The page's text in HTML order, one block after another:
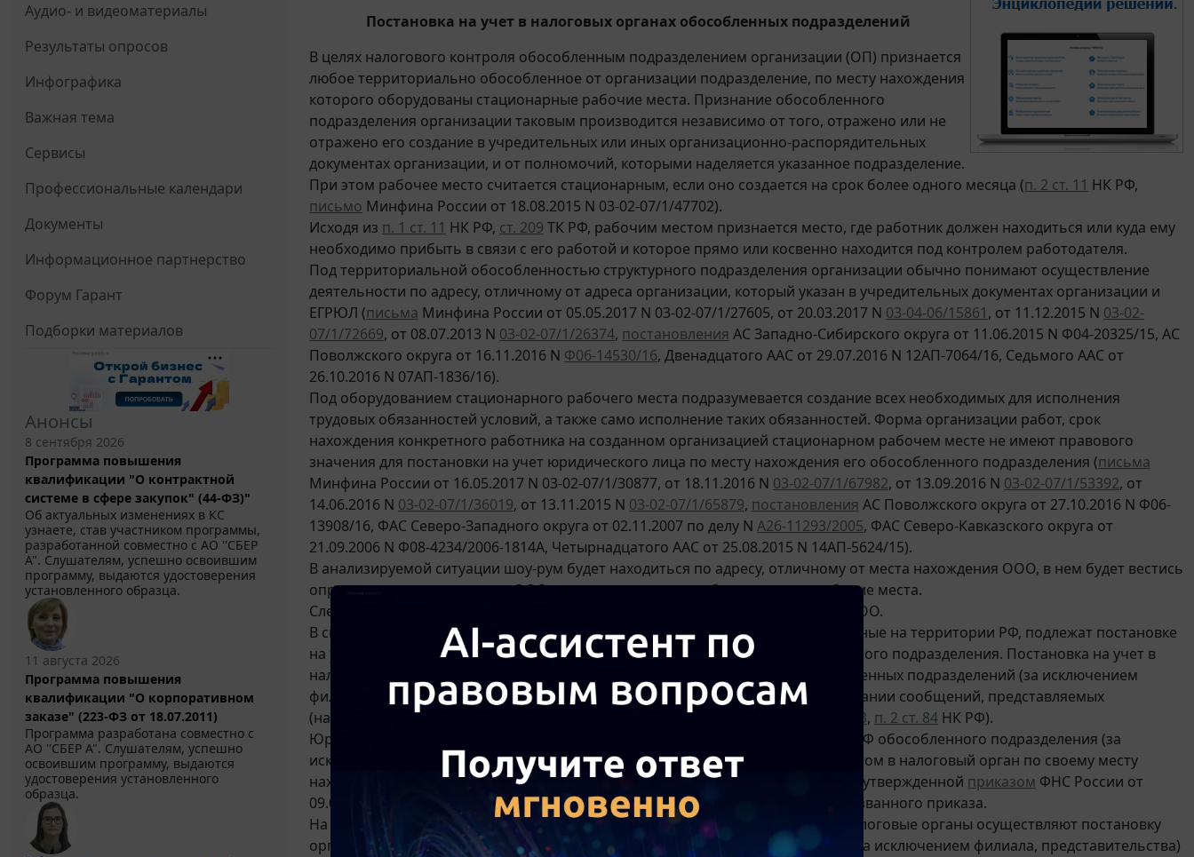
Аудио- и видеоматериалы
Результаты опросов
Инфографика
Важная тема
Сервисы
Профессиональные календари
Документы
Информационное партнерство
Форум Гарант
Подборки материалов
Анонсы
8 сентября 2026
Программа повышения
квалификации "О контрактной
системе в сфере закупок" (44-ФЗ)"
Об актуальных изменениях в КС
узнаете, став участником программы,
разработанной совместно с АО ''СБЕР
А". Слушателям, успешно освоившим
программу, выдаются удостоверения
установленного образца.
11 августа 2026
Программа повышения
квалификации "О корпоративном
заказе" (223-ФЗ от 18.07.2011)
Программа разработана совместно с
АО ''СБЕР А". Слушателям, успешно
освоившим программу, выдаются
удостоверения установленного
образца.
Постановка на учет в налоговых органах обособленных подразделений
В целях налогового контроля обособленным подразделением организации (ОП) признается
любое территориально обособленное от организации подразделение, по месту нахождения
которого оборудованы стационарные рабочие места. Признание обособленного
подразделения организации таковым производится независимо от того, отражено или не
отражено его создание в учредительных или иных организационно-распорядительных
документах организации, и от полномочий, которыми наделяется указанное подразделение.
При этом рабочее место считается стационарным, если оно создается на срок более одного месяца (п. 2 ст. 11 НК РФ,
письмо Минфина России от 18.08.2015 N 03-02-07/1/47702).
Исходя из п. 1 ст. 11 НК РФ, ст. 209 ТК РФ, рабочим местом признается место, где работник должен находиться или куда ему
необходимо прибыть в связи с его работой и которое прямо или косвенно находится под контролем работодателя.
Под территориальной обособленностью структурного подразделения организации обычно понимают осуществление
деятельности по адресу, отличному от адреса организации, который указан в учредительных документах организации и
ЕГРЮЛ (письма Минфина России от 05.05.2017 N 03-02-07/1/27605, от 20.03.2017 N 03-04-06/15861, от 11.12.2015 N 03-02-
07/1/72669, от 08.07.2013 N 03-02-07/1/26374, постановления АС Западно-Сибирского округа от 11.06.2015 N Ф04-20325/15, АС
Поволжского округа от 16.11.2016 N Ф06-14530/16, Двенадцатого ААС от 29.07.2016 N 12АП-7064/16, Седьмого ААС от
26.10.2016 N 07АП-1836/16).
Под оборудованием стационарного рабочего места подразумевается создание всех необходимых для исполнения
трудовых обязанностей условий, а также само исполнение таких обязанностей. Форма организации работ, срок
нахождения конкретного работника на созданном организацией стационарном рабочем месте не имеют правового
значения для постановки на учет юридического лица по месту нахождения его обособленного подразделения (письма
Минфина России от 16.05.2017 N 03-02-07/1/30877, от 18.11.2016 N 03-02-07/1/67982, от 13.09.2016 N 03-02-07/1/53392, от
14.06.2016 N 03-02-07/1/36019, от 13.11.2015 N 03-02-07/1/65879, постановления АС Поволжского округа от 27.10.2016 N Ф06-
13908/16, ФАС Северо-Западного округа от 02.11.2007 по делу N А26-11293/2005, ФАС Северо-Кавказского округа от
21.09.2006 N Ф08-4234/2006-1814А, Четырнадцатого ААС от 25.08.2015 N 14АП-5624/15).
В анализируемой ситуации шоу-рум будет находиться по адресу, отличному от места нахождения ООО, в нем будет вестись
определенная деятельность ООО, и по адресу шоу-рума будут созданы рабочие места.
Следовательно, шоу-рум следует признать обособленным подразделением ООО.
В силу
НК РФ организации, в состав которых входят ОП, расположенные на территории РФ, подлежат постановке
на учет в налоговых органах по месту нахождения каждого своего обособленного подразделения. Постановка на учет в
налоговых органах российской организации по месту нахождения ее обособленных подразделений (за исключением
филиала, представительства) осуществляется налоговыми органами на основании сообщений, представляемых
(направляемых) этой организацией в соответствии с
п. 2 ст. 23 п. 4 ст. 83, п. 2 ст. 84 НК РФ).
Юридическое лицо в течение одного месяца со дня создания на территории РФ обособленного подразделения (за
исключением филиалов и представительств) обязано подать сообщение об этом в налоговый орган по своему месту
нахождения (
пп. 3 п. 2 ст. 23 НК РФ). Сообщение подается по форме N С-09-3-1, утвержденной приказом ФНС России от
09.06.2011 N ММВ-7-6/362@ и заполняемой в соответствии с требованиями названного приказа.
На основании сообщений, представляемых (направляемых) организацией, налоговые органы осуществляют постановку
организации на учет по месту нахождения её обособленных подразделений (за исключением филиала, представительства)